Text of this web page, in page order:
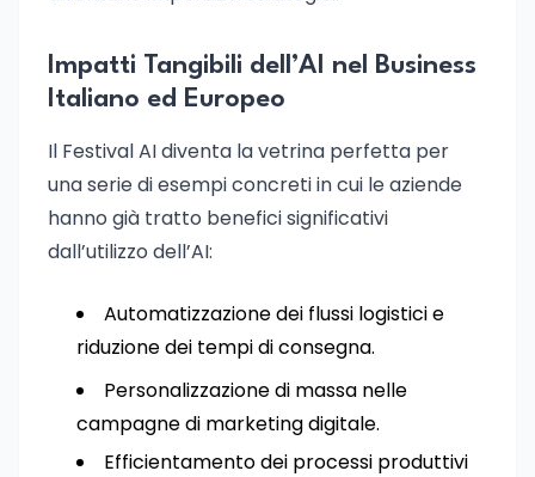
Impatti Tangibili dell’AI nel Business
Italiano ed Europeo
Il Festival AI diventa la vetrina perfetta per
una serie di esempi concreti in cui le aziende
hanno già tratto benefici significativi
dall’utilizzo dell’AI:
Automatizzazione dei flussi logistici e
riduzione dei tempi di consegna.
Personalizzazione di massa nelle
campagne di marketing digitale.
Efficientamento dei processi produttivi